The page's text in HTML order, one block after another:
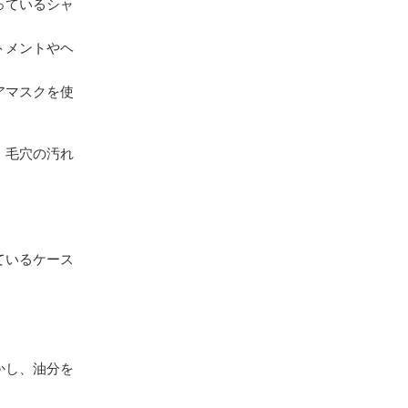
いるシャ
メントやヘ
マスクを使
毛穴の汚れ
るケース
し、油分を